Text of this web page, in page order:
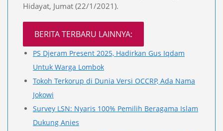
Hidayat, Jumat (22/1/2021).
BERITA TERBARU LAINNYA:
PS Djeram Present 2025, Hadirkan Gus Iqdam
Untuk Warga Lombok
Tokoh Terkorup di Dunia Versi OCCRP, Ada Nama
Jokowi
Survey LSN: Nyaris 100% Pemilih Beragama Islam
Dukung Anies